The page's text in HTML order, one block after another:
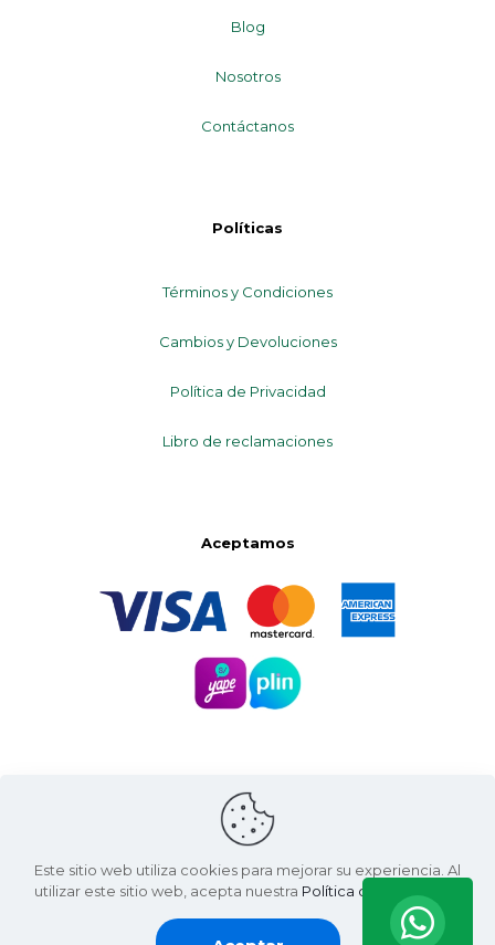
Blog
Nosotros
Contáctanos
Políticas
Términos y Condiciones
Cambios y Devoluciones
Política de Privacidad
Libro de reclamaciones
Aceptamos
Santa Natura ©2026 | Living Green International SAC
Este sitio web utiliza cookies para mejorar su experiencia. Al
utilizar este sitio web, acepta nuestra Política de Privacidad